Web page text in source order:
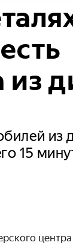
из
15